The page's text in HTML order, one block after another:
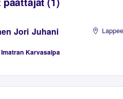
Jori Juhani
Karvasalpa